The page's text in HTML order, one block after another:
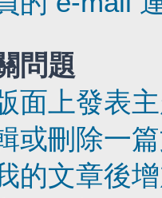
問題
面上發表
或刪除一
的文章後